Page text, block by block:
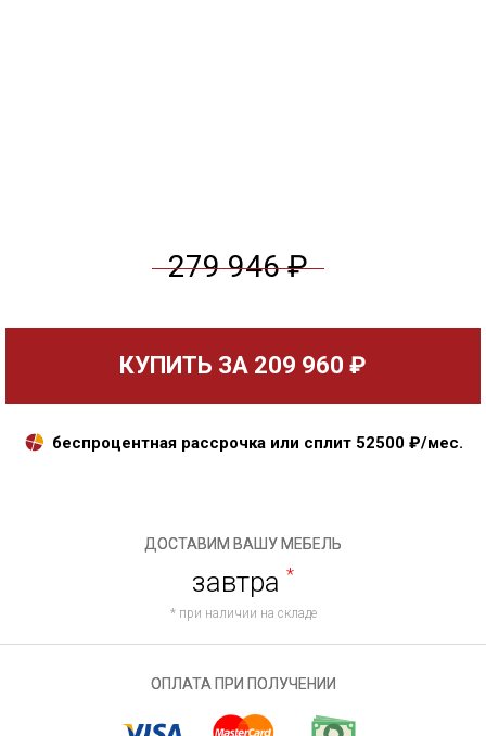
279 946 ₽
КУПИТЬ ЗА 209 960 ₽
беспроцентная рассрочка или сплит 52500₽/мес.
ДОСТАВИМ ВАШУ МЕБЕЛЬ
завтра *
* при наличии на складе
ОПЛАТА ПРИ ПОЛУЧЕНИИ